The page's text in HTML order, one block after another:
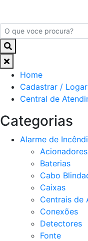
Home
Cadastrar / Logar
Central de
Categorias
Alarme de
Acionadores
Baterias
Cabo
Caixas
Centrais de
Conexões
Detectores
Fonte